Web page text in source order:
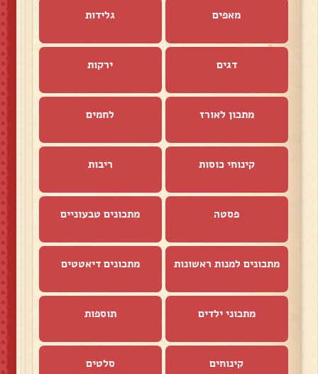
מאפים גלידות
דגים ירקות
מתכון לאורז לחמים
קינוחי כוסות ריבות
פסטה מתכונים טבעוניים
מתכונים למנות ראשונות מתכונים דיאטטים
מתכוני ילדים תוספות
קינוחים סלטים